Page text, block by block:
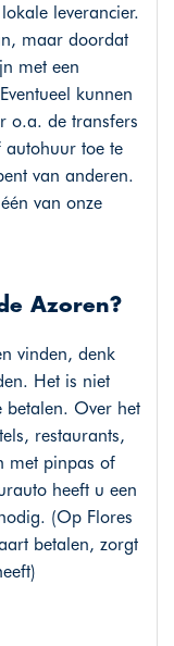
leverancier.
maar doordat
met een
kunnen
o.a. de transfers
toe te
van anderen.
van onze
Azoren?
vinden, denk
Het is niet
Over het
restaurants,
met pinpas of
heeft u een
(Op Flores
betalen, zorgt